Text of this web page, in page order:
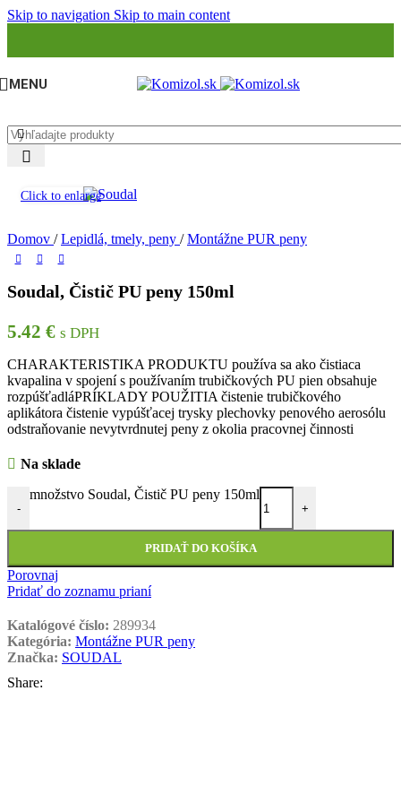
Skip to navigation Skip to main content
MENU
Click to enlarge
Domov / Lepidlá, tmely, peny / Montážne PUR peny
Soudal, Čistič PU peny 150ml
5.42 € s DPH
CHARAKTERISTIKA PRODUKTU používa sa ako čistiaca
kvapalina v spojení s používaním trubičkových PU pien obsahuje
rozpúšťadláPRÍKLADY POUŽITIA čistenie trubičkového
aplikátora čistenie vypúšťacej trysky plechovky penového aerosólu
odstraňovanie nevytvrdnutej peny z okolia pracovnej činnosti
Na sklade
-
množstvo Soudal, Čistič PU peny 150ml
+
PRIDAŤ DO KOŠÍKA
Porovnaj
Pridať do zoznamu prianí
Katalógové číslo: 289934
Kategória: Montážne PUR peny
Značka: SOUDAL
Share: